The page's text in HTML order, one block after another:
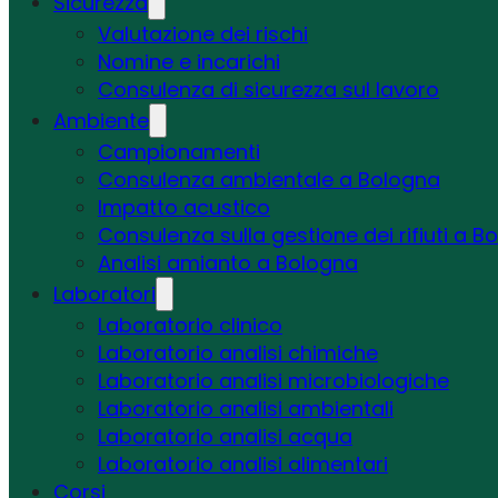
Valutazione dei rischi
Nomine e incarichi
Consulenza di sicurezza sul lavoro
Ambiente
Campionamenti
Consulenza ambientale a Bologna
Impatto acustico
Consulenza sulla gestione dei rifiuti a
Analisi amianto a Bologna
Laboratori
Laboratorio clinico
Laboratorio analisi chimiche
Laboratorio analisi microbiologiche
Laboratorio analisi ambientali
Laboratorio analisi acqua
Laboratorio analisi alimentari
Corsi